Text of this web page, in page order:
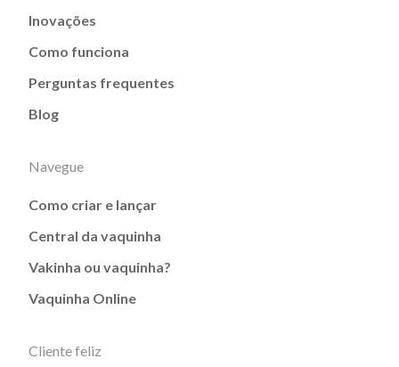
Inovações
Como funciona
Perguntas frequentes
Blog
Navegue
Como criar e lançar
Central da vaquinha
Vakinha ou vaquinha?
Vaquinha Online
Cliente feliz